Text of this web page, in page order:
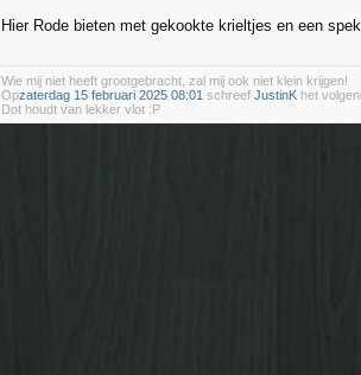
Hier Rode bieten met gekookte krieltjes en een
Wie mij niet heeft grootgebracht, zal mij ook niet klein krijgen!
Opzaterdag 15 februari 2025 08:01 schreef JustinK het
Dot houdt van lekker vlot :P